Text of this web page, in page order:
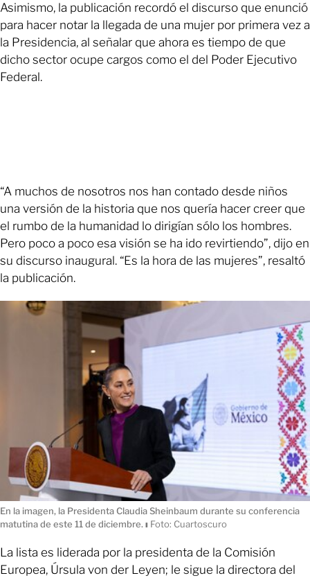
Asimismo, la publicación recordó el discurso que enunció
para hacer notar la llegada de una mujer por primera vez a
la Presidencia, al señalar que ahora es tiempo de que
dicho sector ocupe cargos como el del Poder Ejecutivo
Federal.
“A muchos de nosotros nos han contado desde niños
una versión de la historia que nos quería hacer creer que
el rumbo de la humanidad lo dirigían sólo los hombres.
Pero poco a poco esa visión se ha ido revirtiendo”, dijo en
su discurso inaugural. “Es la hora de las mujeres”, resaltó
la publicación.
En la imagen, la Presidenta Claudia Sheinbaum durante su conferencia
matutina de este 11 de diciembre. ı Foto: Cuartoscuro
La lista es liderada por la presidenta de la Comisión
Europea, Úrsula von der Leyen; le sigue la directora del